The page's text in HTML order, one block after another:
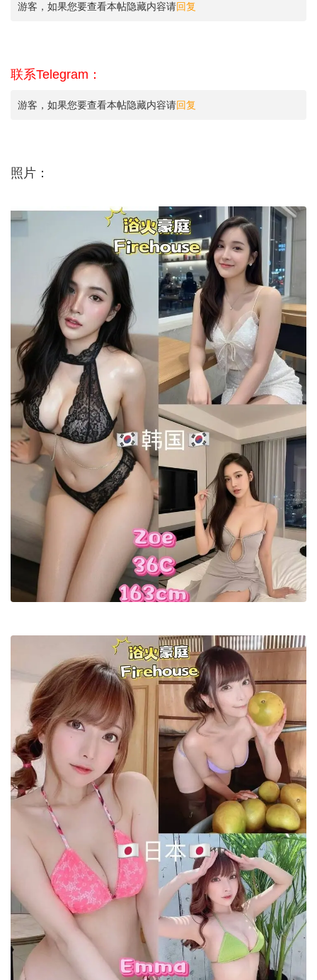
游客，如果您要查看本帖隐藏内容请回复
联系Telegram：
游客，如果您要查看本帖隐藏内容请回复
照片：